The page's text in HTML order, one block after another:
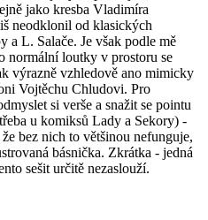
jako kresba Vladimíra
neodklonil od klasických
a L. Salače. Je však podle mě
normální loutky v prostoru se
výrazně vzhledově ano mimicky
Vojtěchu Chludovi. Pro
si verše a snažit se pointu
u komiksů Lady a Sekory) -
bez nich to většinou nefunguje,
básnička. Zkrátka - jedná
sešit určitě nezaslouží.